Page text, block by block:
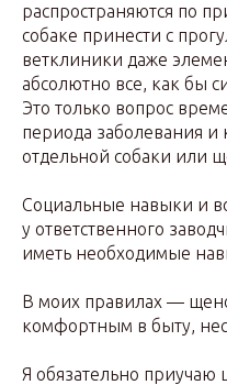
распространяются по
собаке принести с
ветклиники даже
абсолютно все, как бы
Это только вопрос
периода заболевания и
отдельной собаки или
Социальные навыки и
у ответственного
иметь необходимые
В моих правилах —
комфортным в быту,
Я обязательно